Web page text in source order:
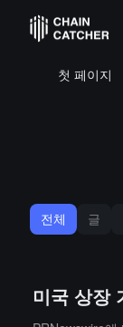
첫 페이지
전체 글
미국 상장